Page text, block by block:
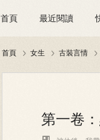
首頁 最近閱讀
首頁  女生  古裝言情 
第一卷